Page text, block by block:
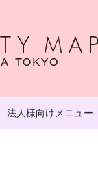
法人様向けメニュー